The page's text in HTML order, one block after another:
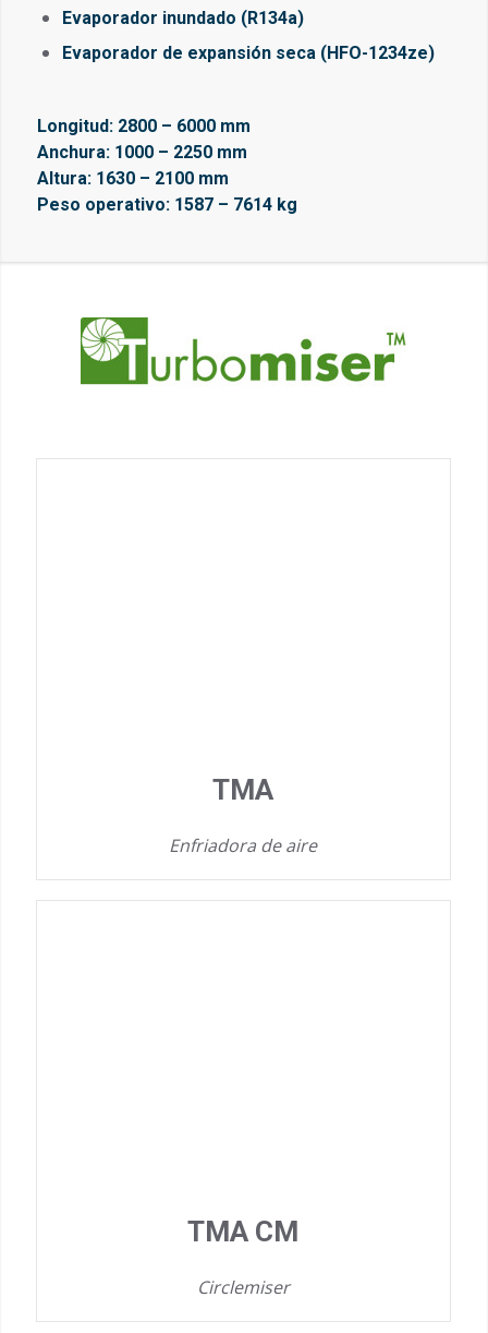
Evaporador inundado (R134a)
Evaporador de expansión seca (HFO-1234ze)
Longitud: 2800 – 6000 mm
Anchura: 1000 – 2250 mm
Altura: 1630 – 2100 mm
Peso operativo: 1587 – 7614 kg
TMA
Enfriadora de aire
TMA CM
Circlemiser